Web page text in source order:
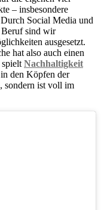
– insbesondere
Social Media und
Beruf sind wir
ausgesetzt.
hat also auch einen
Nachhaltigkeit
den Köpfen der
sondern ist voll im